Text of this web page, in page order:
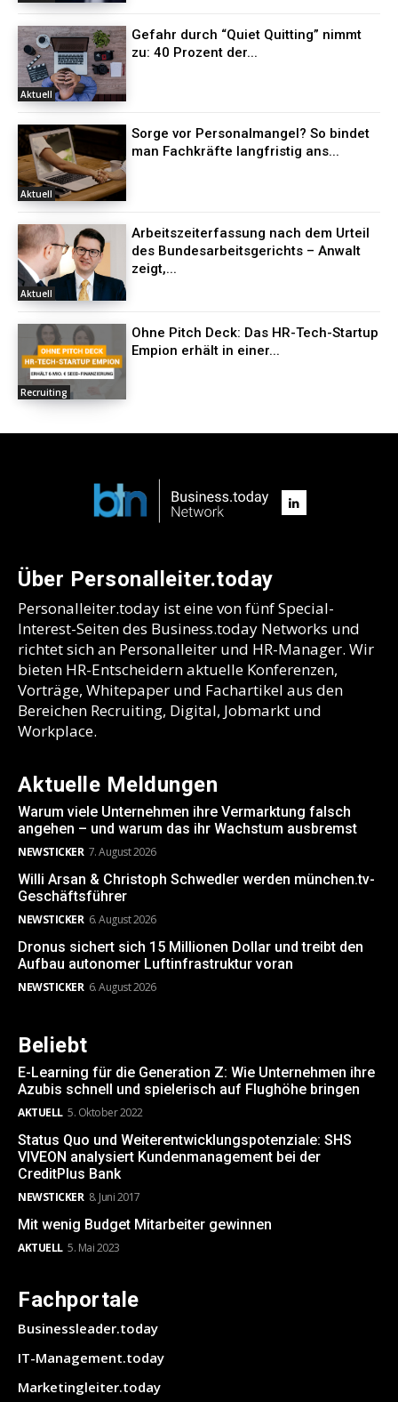
Aktuell
Gefahr durch “Quiet Quitting” nimmt
zu: 40 Prozent der...
Aktuell
Sorge vor Personalmangel? So bindet
man Fachkräfte langfristig ans...
Aktuell
Arbeitszeiterfassung nach dem Urteil
des Bundesarbeitsgerichts – Anwalt
zeigt,...
Recruiting
Ohne Pitch Deck: Das HR-Tech-Startup
Empion erhält in einer...
Über Personalleiter.today
Personalleiter.today ist eine von fünf Special-
Interest-Seiten des Business.today Networks und
richtet sich an Personalleiter und HR-Manager. Wir
bieten HR-Entscheidern aktuelle Konferenzen,
Vorträge, Whitepaper und Fachartikel aus den
Bereichen Recruiting, Digital, Jobmarkt und
Workplace.
Aktuelle Meldungen
Warum viele Unternehmen ihre Vermarktung falsch
angehen – und warum das ihr Wachstum ausbremst
NEWSTICKER 7. August 2026
Willi Arsan & Christoph Schwedler werden münchen.tv-
Geschäftsführer
NEWSTICKER 6. August 2026
Dronus sichert sich 15 Millionen Dollar und treibt den
Aufbau autonomer Luftinfrastruktur voran
NEWSTICKER 6. August 2026
Beliebt
E-Learning für die Generation Z: Wie Unternehmen ihre
Azubis schnell und spielerisch auf Flughöhe bringen
AKTUELL 5. Oktober 2022
Status Quo und Weiterentwicklungspotenziale: SHS
VIVEON analysiert Kundenmanagement bei der
CreditPlus Bank
NEWSTICKER 8. Juni 2017
Mit wenig Budget Mitarbeiter gewinnen
AKTUELL 5. Mai 2023
Fachportale
Businessleader.today
IT-Management.today
Marketingleiter.today